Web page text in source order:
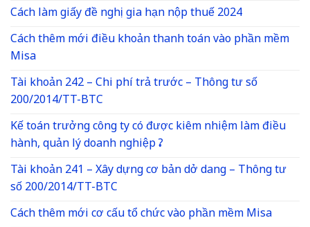
Cách làm giấy đề nghị gia hạn nộp thuế 2024
Cách thêm mới điều khoản thanh toán vào phần mềm
Misa
Tài khoản 242 – Chi phí trả trước – Thông tư số
200/2014/TT-BTC
Kế toán trưởng công ty có được kiêm nhiệm làm điều
hành, quản lý doanh nghiệp ?
Tài khoản 241 – Xây dựng cơ bản dở dang – Thông tư
số 200/2014/TT-BTC
Cách thêm mới cơ cấu tổ chức vào phần mềm Misa